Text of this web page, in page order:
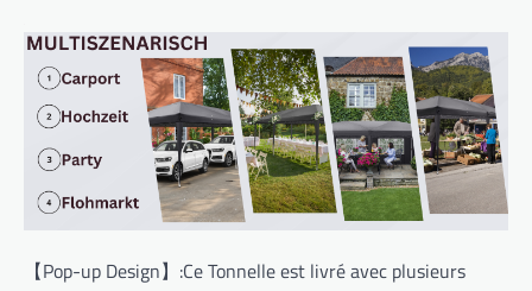
【Pop-up Design】:Ce Tonnelle est livré avec plusieurs